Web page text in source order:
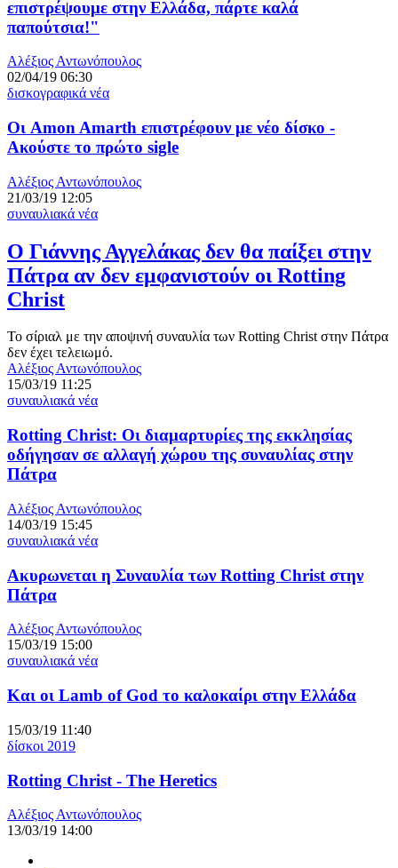
επιστρέψουμε στην Ελλάδα, πάρτε καλά
παπούτσια!"
Αλέξιος Αντωνόπουλος
02/04/19 06:30
δισκογραφικά νέα
Οι Amon Amarth επιστρέφουν με νέο δίσκο -
Ακούστε το πρώτο sigle
Αλέξιος Αντωνόπουλος
21/03/19 12:05
συναυλιακά νέα
Ο Γιάννης Αγγελάκας δεν θα παίξει στην
Πάτρα αν δεν εμφανιστούν οι Rοtting
Christ
Το σίριαλ με την αποψινή συναυλία των Rotting Christ στην Πάτρα
δεν έχει τελειωμό.
Αλέξιος Αντωνόπουλος
15/03/19 11:25
συναυλιακά νέα
Rotting Christ: Οι διαμαρτυρίες της εκκλησίας
οδήγησαν σε αλλαγή χώρου της συναυλίας στην
Πάτρα
Αλέξιος Αντωνόπουλος
14/03/19 15:45
συναυλιακά νέα
Ακυρωνεται η Συναυλία των Rotting Christ στην
Πάτρα
Αλέξιος Αντωνόπουλος
15/03/19 15:00
συναυλιακά νέα
Και οι Lamb of God το καλοκαίρι στην Ελλάδα
15/03/19 11:40
δίσκοι 2019
Rotting Christ - The Heretics
Αλέξιος Αντωνόπουλος
13/03/19 14:00